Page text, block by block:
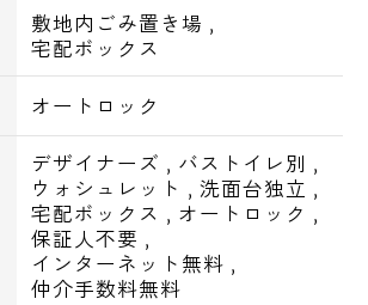
敷地内ごみ置き場 ,
宅配ボックス
オートロック
デザイナーズ , バストイレ別 ,
ウォシュレット , 洗面台独立 ,
宅配ボックス , オートロック ,
保証人不要 ,
インターネット無料 ,
仲介手数料無料